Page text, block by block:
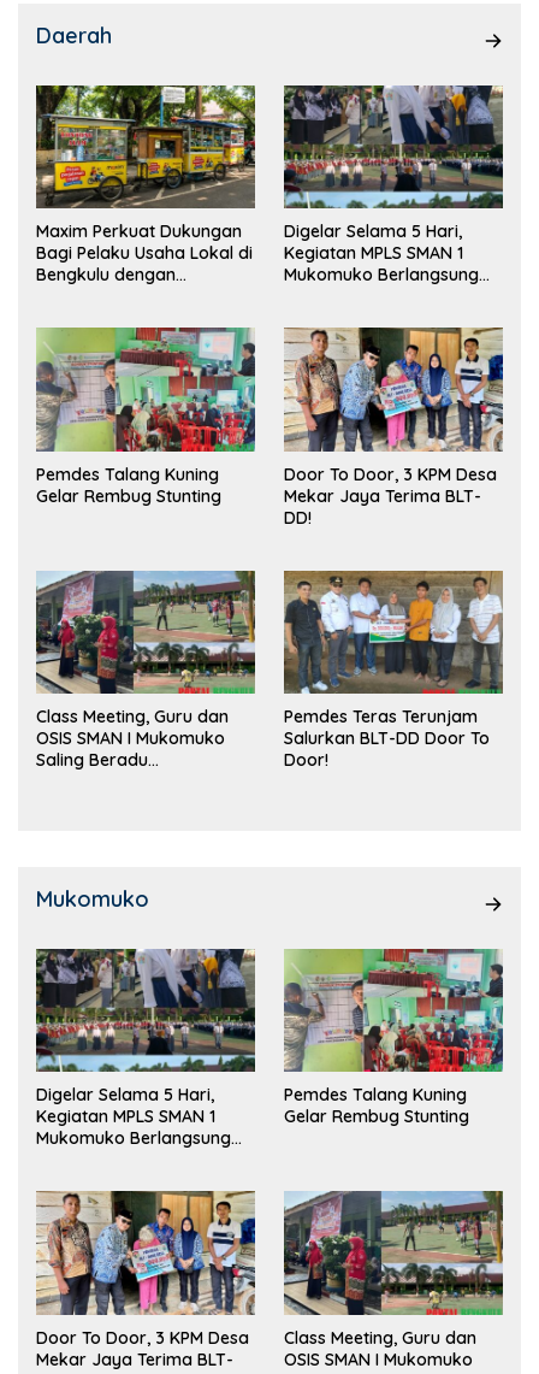
Daerah
Maxim Perkuat Dukungan
Bagi Pelaku Usaha Lokal di
Bengkulu dengan
Pasar
Digelar Selama 5 Hari,
Kegiatan MPLS SMAN 1
Mukomuko Berlangsung
Pemdes Talang Kuning
Gelar Rembug Stunting
Door To Door, 3 KPM Desa
Mekar Jaya Terima BLT-
DD!
Class Meeting, Guru dan
OSIS SMAN I Mukomuko
Saling Beradu
Pemdes Teras Terunjam
Salurkan BLT-DD Door To
Door!
Mukomuko
Digelar Selama 5 Hari,
Kegiatan MPLS SMAN 1
Mukomuko Berlangsung
Pemdes Talang Kuning
Gelar Rembug Stunting
Door To Door, 3 KPM Desa
Mekar Jaya Terima BLT-
Class Meeting, Guru dan
OSIS SMAN I Mukomuko